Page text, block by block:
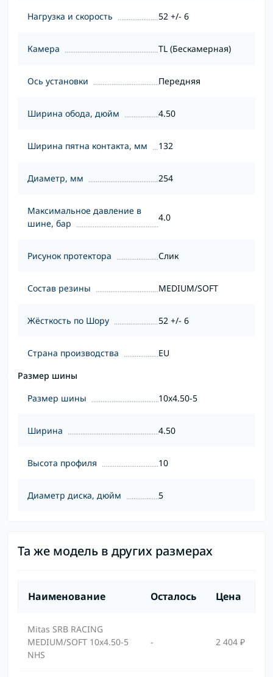
Нагрузка и скорость 52 +/- 6
Камера TL (Бескамерная)
Ось установки Передняя
Ширина обода, дюйм 4.50
Ширина пятна контакта, мм 132
Диаметр, мм 254
Максимальное давление в
шине, бар
4.0
Рисунок протектора Слик
Состав резины MEDIUM/SOFT
Жёсткость по Шору 52 +/- 6
Страна производства
EU
Размер шины
Размер шины
10x4.50-5
Ширина 4.50
Высота профиля 10
Диаметр диска, дюйм 5
Та же модель в других размерах
Наименование Осталось Цена
Mitas SRB RACING
MEDIUM/SOFT 10x4.50-5
NHS
- 2 404 ₽